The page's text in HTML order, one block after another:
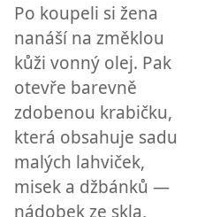
Po koupeli si žena
nanáší na změklou
kůži vonný olej. Pak
otevře barevně
zdobenou krabičku,
která obsahuje sadu
malých lahviček,
misek a džbánků —
nádobek ze skla,